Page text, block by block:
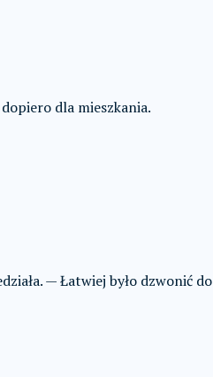
dla mieszkania.
— Łatwiej było dzwonić do